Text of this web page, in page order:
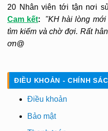
20 Nhân viên tới tận nơi
Cam kết:
"KH hài lòng mới
tìm kiếm và chờ đợi. Rất
ơn@
ĐIỀU KHOẢN - CHÍNH
Điều khoản
Bảo mật